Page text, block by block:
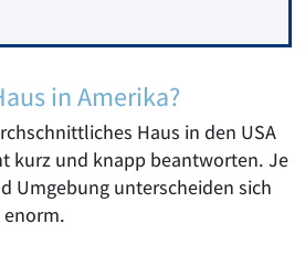
in Amerika?
Haus in den USA
kurz und knapp beantworten. Je
Umgebung unterscheiden sich